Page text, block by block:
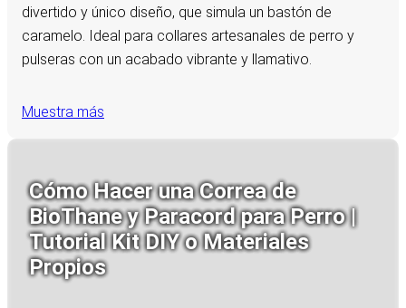
divertido y único diseño, que simula un bastón de
caramelo. Ideal para collares artesanales de perro y
pulseras con un acabado vibrante y llamativo.
Muestra más
Cómo Hacer una Correa de
BioThane y Paracord para Perro |
Tutorial Kit DIY o Materiales
Propios